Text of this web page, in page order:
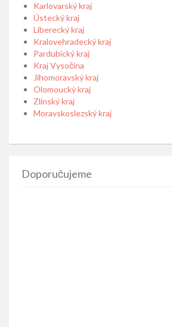
Karlovarský kraj
Ústecký kraj
Liberecký kraj
Kralovehradecký kraj
Pardubický kraj
Kraj Vysočina
Jihomoravský kraj
Olomoucký kraj
Zlínský kraj
Moravskoslezský kraj
Doporučujeme